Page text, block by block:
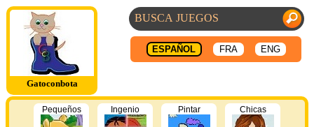
Gatoconbota
ESPAÑOL FRA ENG
Pequeños Ingenio Pintar Chicas